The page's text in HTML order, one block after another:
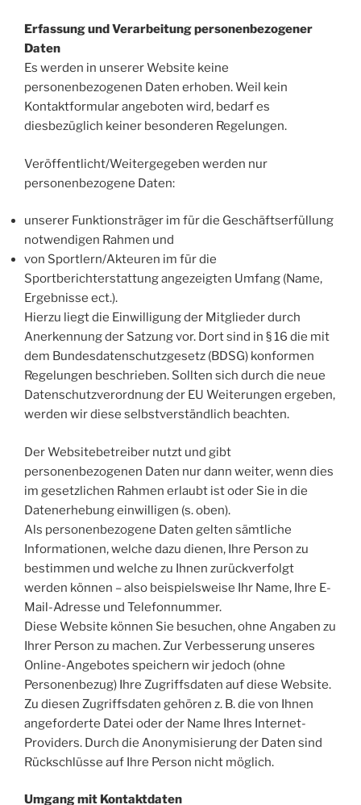
Erfassung und Verarbeitung personenbezogener
Daten
Es werden in unserer Website keine
personenbezogenen Daten erhoben. Weil kein
Kontaktformular angeboten wird, bedarf es
diesbezüglich keiner besonderen Regelungen.
Veröffentlicht/Weitergegeben werden nur
personenbezogene Daten:
unserer Funktionsträger im für die Geschäftserfüllung
notwendigen Rahmen und
von Sportlern/Akteuren im für die
Sportberichterstattung angezeigten Umfang (Name,
Ergebnisse ect.).
Hierzu liegt die Einwilligung der Mitglieder durch
Anerkennung der Satzung vor. Dort sind in § 16 die mit
dem Bundesdatenschutzgesetz (BDSG) konformen
Regelungen beschrieben. Sollten sich durch die neue
Datenschutzverordnung der EU Weiterungen ergeben,
werden wir diese selbstverständlich beachten.
Der Websitebetreiber nutzt und gibt
personenbezogenen Daten nur dann weiter, wenn dies
im gesetzlichen Rahmen erlaubt ist oder Sie in die
Datenerhebung einwilligen (s. oben).
Als personenbezogene Daten gelten sämtliche
Informationen, welche dazu dienen, Ihre Person zu
bestimmen und welche zu Ihnen zurückverfolgt
werden können – also beispielsweise Ihr Name, Ihre E-
Mail-Adresse und Telefonnummer.
Diese Website können Sie besuchen, ohne Angaben zu
Ihrer Person zu machen. Zur Verbesserung unseres
Online-Angebotes speichern wir jedoch (ohne
Personenbezug) Ihre Zugriffsdaten auf diese Website.
Zu diesen Zugriffsdaten gehören z. B. die von Ihnen
angeforderte Datei oder der Name Ihres Internet-
Providers. Durch die Anonymisierung der Daten sind
Rückschlüsse auf Ihre Person nicht möglich.
Umgang mit Kontaktdaten